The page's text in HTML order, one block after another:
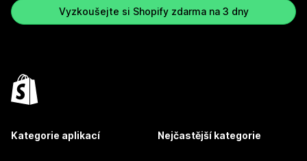
Vyzkoušejte si Shopify zdarma na 3 dny
Kategorie aplikací Nejčastější kategorie